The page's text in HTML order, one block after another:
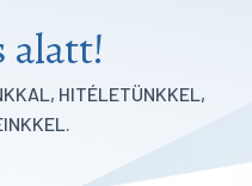
alatt!
HITÉLETÜNKKEL,